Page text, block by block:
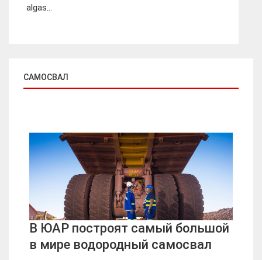
algas...
САМОСВАЛ
В ЮАР построят самый большой
в мире водородный самосвал